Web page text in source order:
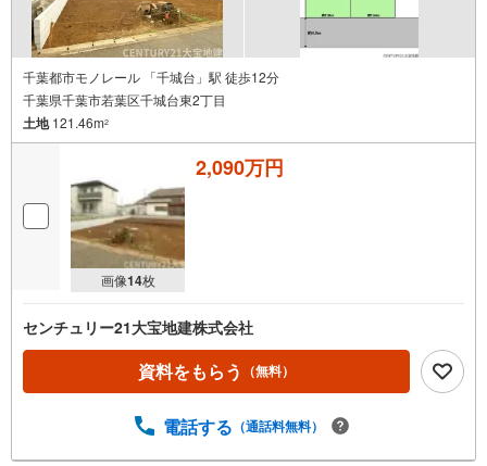
千葉都市モノレール 「千城台」駅 徒歩12分
千葉県千葉市若葉区千城台東2丁目
土地121.46m2
画像14枚
2,090万円
センチュリー21大宝地建株式会社
資料をもらう （無料）
電話する （通話料無料）